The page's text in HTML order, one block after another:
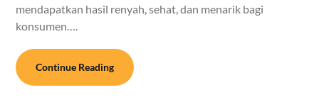
mendapatkan hasil renyah, sehat, dan menarik bagi
konsumen….
Continue Reading